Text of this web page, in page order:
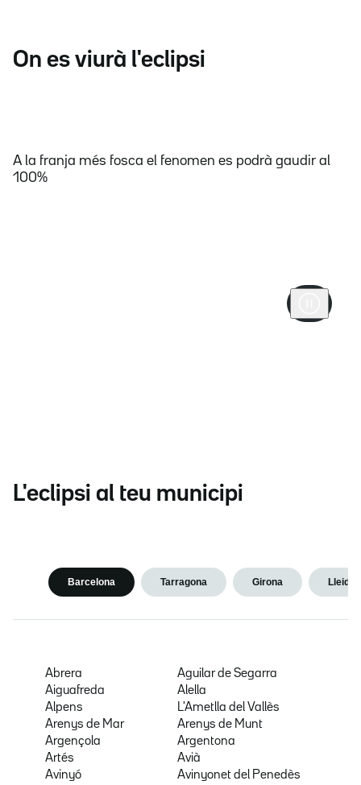
On es viurà l'eclipsi
A la franja més fosca el fenomen es podrà gaudir al
100%
L'eclipsi al teu municipi
Barcelona Tarragona Girona Lleida
Abrera
Aguilar de Segarra
Aiguafreda
Alella
Alpens
L'Ametlla del Vallès
Arenys de Mar
Arenys de Munt
Argençola
Argentona
Artés
Avià
Avinyó
Avinyonet del Penedès